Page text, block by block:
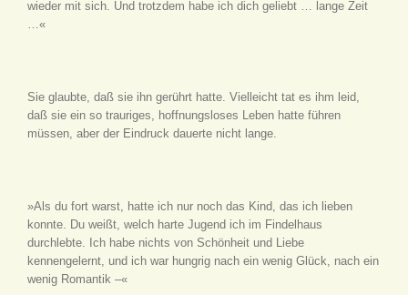
wieder mit sich. Und trotzdem habe ich dich geliebt … lange Zeit
…«
Sie glaubte, daß sie ihn gerührt hatte. Vielleicht tat es ihm leid,
daß sie ein so trauriges, hoffnungsloses Leben hatte führen
müssen, aber der Eindruck dauerte nicht lange.
»Als du fort warst, hatte ich nur noch das Kind, das ich lieben
konnte. Du weißt, welch harte Jugend ich im Findelhaus
durchlebte. Ich habe nichts von Schönheit und Liebe
kennengelernt, und ich war hungrig nach ein wenig Glück, nach ein
wenig Romantik –«